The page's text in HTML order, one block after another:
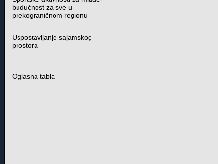
budućnost za sve u
prekograničnom regionu
Uspostavljanje sajamskog
prostora
Oglasna tabla